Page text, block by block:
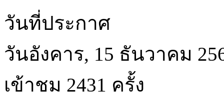
วันที่ประกาศ
วันอังคาร, 15 ธันวาคม
เข้าชม 2431 ครั้ง